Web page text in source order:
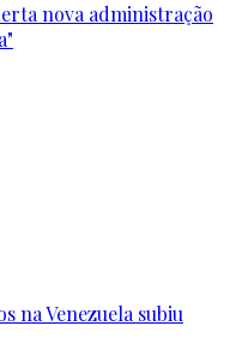
nova administração
na Venezuela subiu